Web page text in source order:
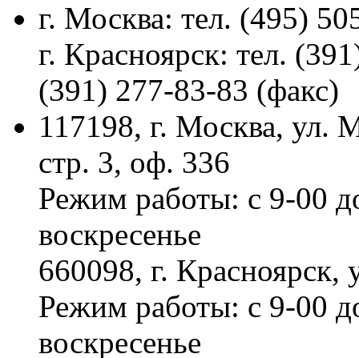
г. Москва: тел. (495)
г. Красноярск: тел.
(391) 277-83-83 (факс)
117198, г. Москва, ул.
стр. 3, оф. 336
Режим работы: с 9-00
воскресенье
660098, г.
Режим работы: с 9-00
воскресенье